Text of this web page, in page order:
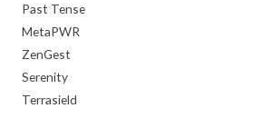
Past Tense
MetaPWR
ZenGest
Serenity
Terrasield